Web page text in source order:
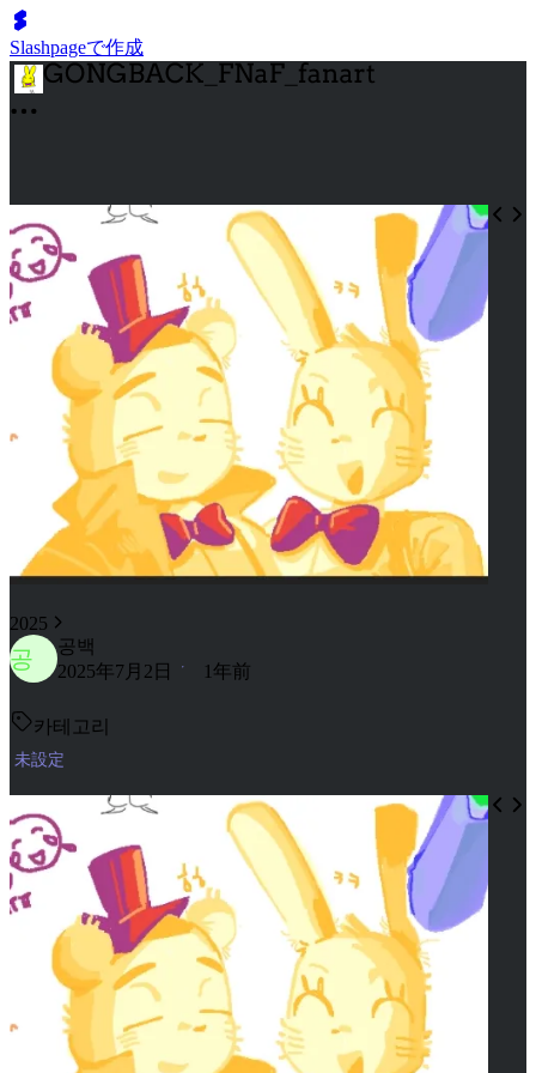
Slashpageで作成
2025
공
공백
2025年7月2日
1年前
카테고리
未設定